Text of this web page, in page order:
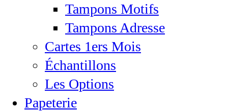
Tampons Motifs
Tampons Adresse
Cartes 1ers Mois
Échantillons
Les Options
Papeterie